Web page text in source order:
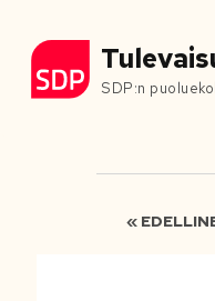
SDP:n
«